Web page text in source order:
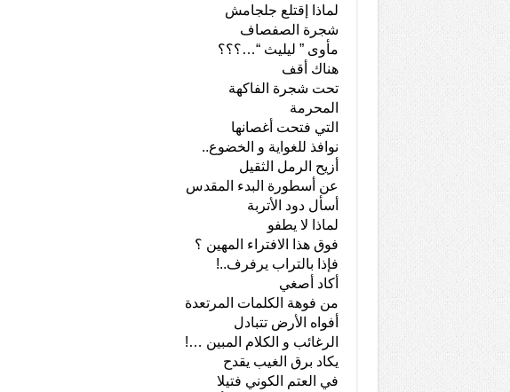
لماذا إقتلع جلجامش
شجرة الصفصاف
مأوى ” ليليث “…؟؟؟
هناك أقف
تحت شجرة الفاكهة
المحرمة
التي فتحت أغصانها
نوافذ للغواية و الخضوع..
أزيح الرمل الثقيل
عن أسطورة البدء المقدس
أسأل دود الأتربة
لماذا لا يطفو
فوق هذا الافتراء المهين ؟
فإذا بالتراب يرفرف..!
أكاد أصغي
من فوهة الكلمات المرتعدة
أفواه الأرض تتبادل
الرغائب و الكلام المبين …!
يكاد برق الغيب يقدح
في العتم الكوني فتيلا